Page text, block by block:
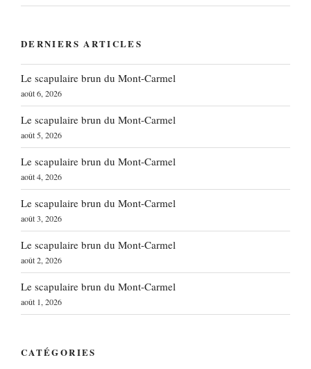
DERNIERS ARTICLES
Le scapulaire brun du Mont-Carmel
août 6, 2026
Le scapulaire brun du Mont-Carmel
août 5, 2026
Le scapulaire brun du Mont-Carmel
août 4, 2026
Le scapulaire brun du Mont-Carmel
août 3, 2026
Le scapulaire brun du Mont-Carmel
août 2, 2026
Le scapulaire brun du Mont-Carmel
août 1, 2026
CATÉGORIES